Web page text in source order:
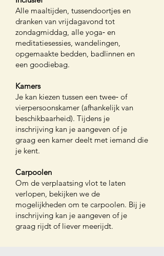
Alle maaltijden, tussendoortjes en
dranken van vrijdagavond tot
zondagmiddag, alle yoga‑ en
meditatiesessies, wandelingen,
opgemaakte bedden, badlinnen en
een goodiebag.
Kamers
Je kan kiezen tussen een twee‑ of
vierpersoonskamer (afhankelijk van
beschikbaarheid). Tijdens je
inschrijving kan je aangeven of je
graag een kamer deelt met iemand die
je kent.
Carpoolen
Om de verplaatsing vlot te laten
verlopen, bekijken we de
mogelijkheden om te carpoolen. Bij je
inschrijving kan je aangeven of je
graag rijdt of liever meerijdt.